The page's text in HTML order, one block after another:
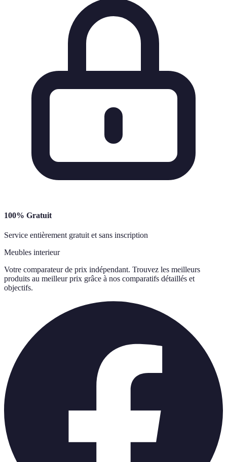
100% Gratuit
Service entièrement gratuit et sans inscription
Meubles interieur
Votre comparateur de prix indépendant. Trouvez les meilleurs
produits au meilleur prix grâce à nos comparatifs détaillés et
objectifs.